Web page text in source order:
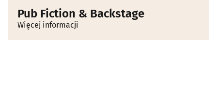
Pub Fiction & Backstage
Więcej informacji